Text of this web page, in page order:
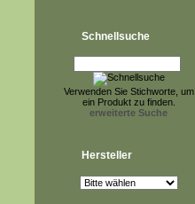
Schnellsuche
Verwenden Sie Stichworte, um
ein Produkt zu finden.
erweiterte Suche
Hersteller